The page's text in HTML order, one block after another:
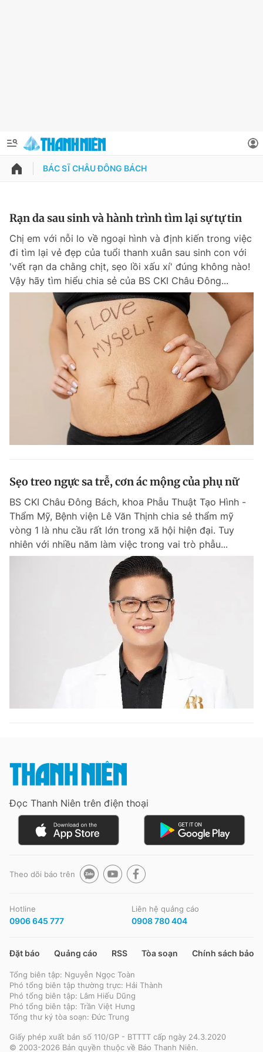
QUẢNG CÁO
Chuyên mục
Chuyên mục khác
Chào ngày mới Tin 24h
Tin thị trường Tin 360
Magazine
Tiện ích Bạn cần biết
Thông tin tòa soạn Liên hệ quảng cáo
Đọc Thanh Niên trên điện thoại
Liên hệ quảng cáo
0908 780 404
Phó tổng biên tập: Lâm Hiếu Dũng
Phó tổng biên tập: Trần Việt Hưng
Tổng thư ký tòa soạn: Đức Trung
Giấy phép xuất bản số 110/GP - BTTTT cấp ngày 24.3.2020
© 2003-2026 Bản quyền thuộc về Báo Thanh Niên. Cấm sao chép
dưới mọi hình thức nếu không có sự chấp thuận bằng văn bản.
Phát triển bởi ePi Technologies, JSC.
Thông tin tài khoản
Đổi mật khẩu
Tin đã lưu
Tin đã xem
Đăng xuất
BÁC SĨ CHÂU ĐÔNG BÁCH
Rạn da sau sinh và hành trình tìm lại sự tự tin
Chị em với nỗi lo về ngoại hình và định kiến trong việc
đi tìm lại vẻ đẹp của tuổi thanh xuân sau sinh con với
'vết rạn da chằng chịt, sẹo lồi xấu xí' đúng không nào!
Vậy hãy tìm hiểu chia sẻ của BS CKI Châu Đông...
Sẹo treo ngực sa trễ, cơn ác mộng của phụ nữ
BS CKI Châu Đông Bách, khoa Phẫu Thuật Tạo Hình -
Thẩm Mỹ, Bệnh viện Lê Văn Thịnh chia sẻ thẩm mỹ
vòng 1 là nhu cầu rất lớn trong xã hội hiện đại. Tuy
nhiên với nhiều năm làm việc trong vai trò phẫu...
Đọc Thanh Niên trên điện thoại
Theo dõi báo trên
Hotline
0906 645 777
Liên hệ quảng cáo
0908 780 404
Đặt báo Quảng cáo RSS Tòa soạn Chính sách bảo
Tổng biên tập: Nguyễn Ngọc Toàn
Phó tổng biên tập thường trực: Hải Thành
Phó tổng biên tập: Lâm Hiếu Dũng
Phó tổng biên tập: Trần Việt Hưng
Tổng thư ký tòa soạn: Đức Trung
Giấy phép xuất bản số 110/GP - BTTTT cấp ngày 24.3.2020
© 2003-2026 Bản quyền thuộc về Báo Thanh Niên.